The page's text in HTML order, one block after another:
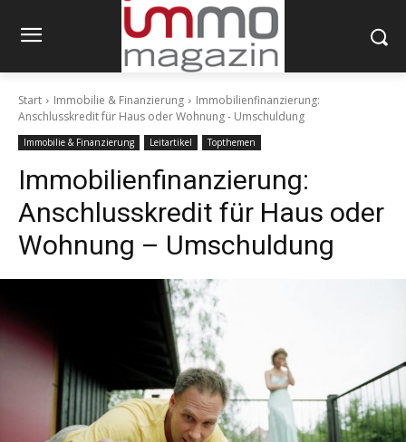
Start Immobilie & Finanzierung
Immobilienfinanzierung:
Anschlusskredit für Haus oder Wohnung - Umschuldung
Immobilie & Finanzierung Leitartikel Topthemen
Immobilienfinanzierung:
Anschlusskredit für Haus oder
Wohnung – Umschuldung